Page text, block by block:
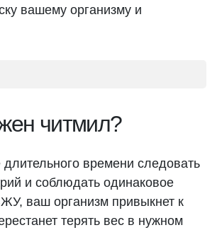
вашему организму и
читмил?
длительного времени следовать
и соблюдать одинаковое
ваш организм привыкнет к
терять вес в нужном